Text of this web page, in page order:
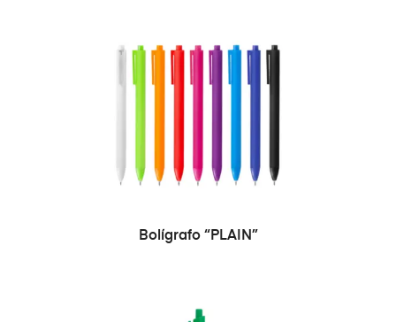
SELECCIONAR OPCIONES
Bolígrafo “PLAIN”